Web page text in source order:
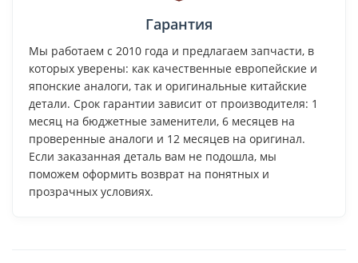
Гарантия
Мы работаем с 2010 года и предлагаем запчасти, в
которых уверены: как качественные европейские и
японские аналоги, так и оригинальные китайские
детали. Срок гарантии зависит от производителя: 1
месяц на бюджетные заменители, 6 месяцев на
проверенные аналоги и 12 месяцев на оригинал.
Если заказанная деталь вам не подошла, мы
поможем оформить возврат на понятных и
прозрачных условиях.